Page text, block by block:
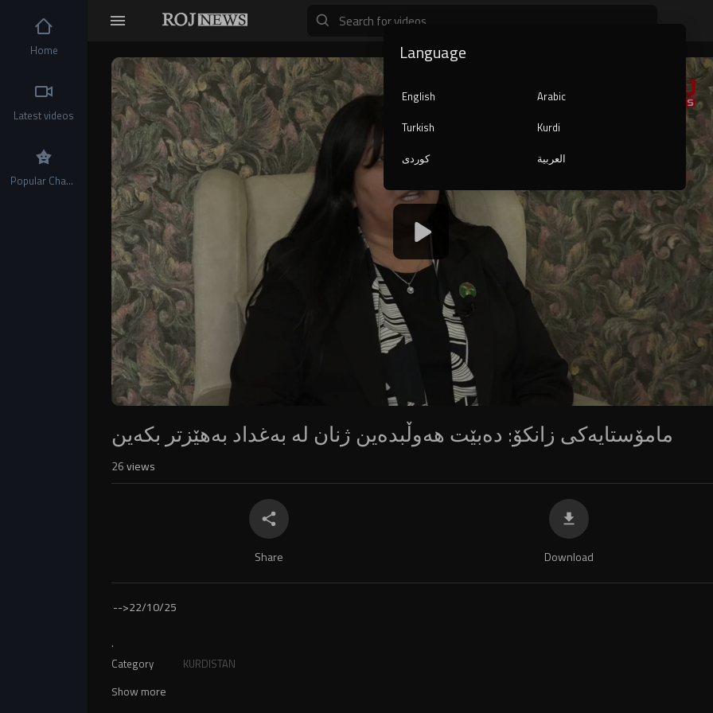
Video
Player
1080p
240p
auto
مامۆستایەکی زانکۆ: دەبێت هەوڵبدەین ژنان لە بەغداد بەهێزتر بکەین
26views
Share Download
-->22/10/25
.
Category KURDISTAN
Show more
Home
Latest videos
Popular Channels
Language
English
Arabic
Turkish
Kurdi
کوردی
العربية